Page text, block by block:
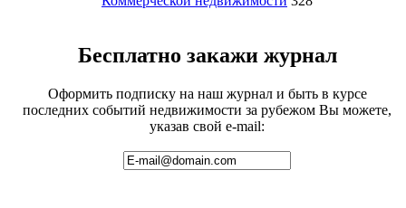
Бесплатно закажи журнал
Оформить подписку на наш журнал и быть в курсе
последних событий недвижимости за рубежом Вы можете,
указав свой e-mail: